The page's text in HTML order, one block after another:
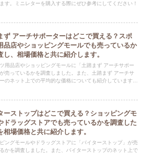
す。ミニレターを購入する際にぜひ参考にしてください！
ず アーチサポーターはどこで買える？スポ
品店やショッピングモールでも売っているか
し、相場価格と共に紹介します。
用品店やショッピングモールに「土踏まず アーチサポー
売っているかを調査しました。また、土踏まず アーチサ
のネット上での平均的な価格についても紹介しています。
ーストップはどこで買える？ショッピングモ
ドラッグストアでも売っているかを調査した
相場価格と共に紹介します。
ングモールやドラッグストアに「バイターストップ」が売
かを調査しました。また、バイターストップのネット上で